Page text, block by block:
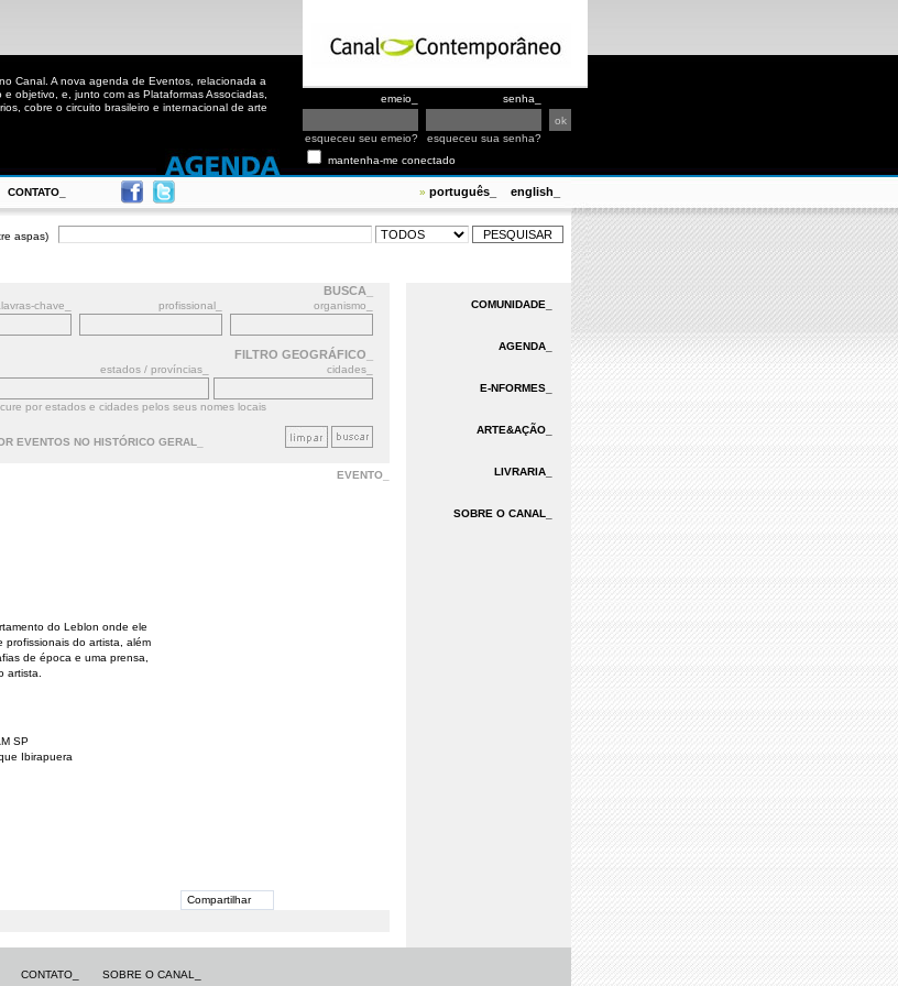
Canal. A nova agenda de Eventos, relacionada a
objetivo, e, junto com as Plataformas Associadas,
cobre o circuito brasileiro e internacional de arte
emeio_ senha_
esqueceu seu emeio?
esqueceu sua senha?
mantenha-me conectado
CONTATO_ » português_ english_
aspas)
BUSCA_
chave_ profissional_
organismo_
FILTRO GEOGRÁFICO_
estados / províncias_ cidades_
por estados e cidades pelos seus nomes locais
EVENTOS NO HISTÓRICO GERAL_
EVENTO_
do Leblon onde ele
profissionais do artista, além
de época e uma prensa,
artista.
SP
Ibirapuera
Compartilhar
COMUNIDADE_
AGENDA_
E-NFORMES_
ARTE&AÇÃO_
LIVRARIA_
SOBRE O CANAL_
CONTATO_ SOBRE O CANAL_